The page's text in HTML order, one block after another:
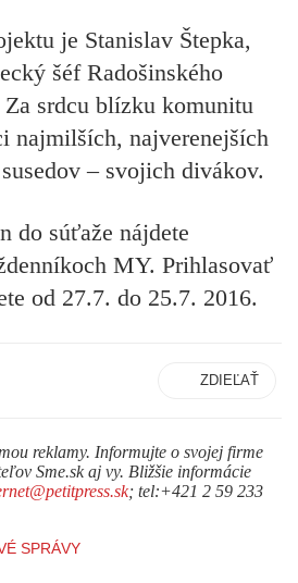
je Stanislav Štepka,
šéf Radošinského
srdcu blízku komunitu
najmilších, najverenejších
– svojich divákov.
do súťaže nájdete
MY. Prihlasovať
od 27.7. do 25.7. 2016.
ZDIEĽAŤ
reklamy. Informujte o svojej firme
Sme.sk aj vy. Bližšie informácie
; tel:+421 2 59 233
SPRÁVY